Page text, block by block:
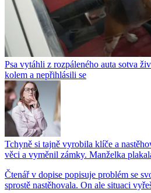
Psa vytáhli z rozpáleného auta sotva
kolem a nepřihlásili se
Tchyně si tajně vyrobila klíče a
věci a vyměnil zámky. Manželka
Čtenář v dopise popisuje problém se
sprostě nastěhovala. On ale situaci